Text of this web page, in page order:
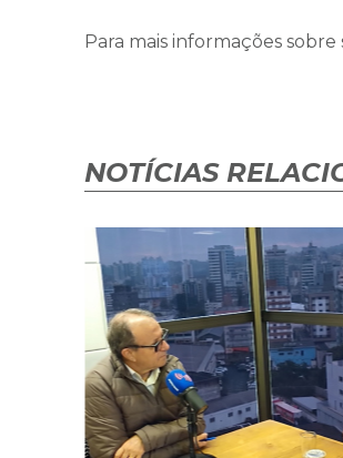
Para mais informações sobre
NOTÍCIAS